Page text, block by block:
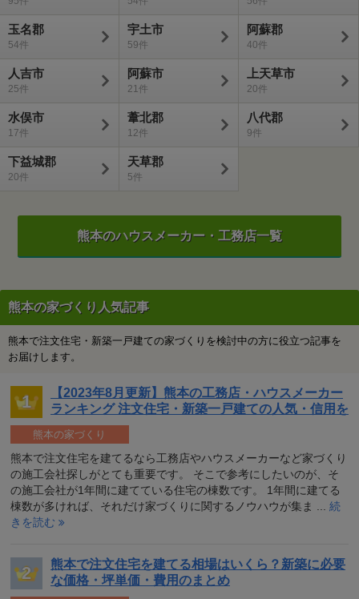
玉名郡
54
宇土市
59
阿蘇郡
40
人吉市
25
阿蘇市
21
上天草市
20
水俣市
17
葦北郡
12
八代郡
9
下益城郡
20
天草郡
5
熊本のハウスメーカー・工務店一覧
熊本の家づくり人気記事
熊本で注文住宅・新築一戸建ての家づくりを検討中の方に役立つ記事を
お届けします。
【2023年8月更新】熊本の工務店・ハウスメーカー
ランキング 注文住宅・新築一戸建ての人気・信用を
チェック
熊本で注文住宅を建てるなら工務店やハウスメーカーなど家づくり
の施工会社探しがとても重要です。 そこで参考にしたいのが、そ
の施工会社が1年間に建てている住宅の棟数です。 1年間に建てる
棟数が多ければ、それだけ家づくりに関するノウハウが集ま ... 続
きを読む
熊本の家づくり
熊本で注文住宅を建てる相場はいくら？新築に必要
な価格・坪単価・費用のまとめ